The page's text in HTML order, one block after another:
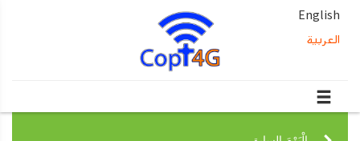
English
العربية